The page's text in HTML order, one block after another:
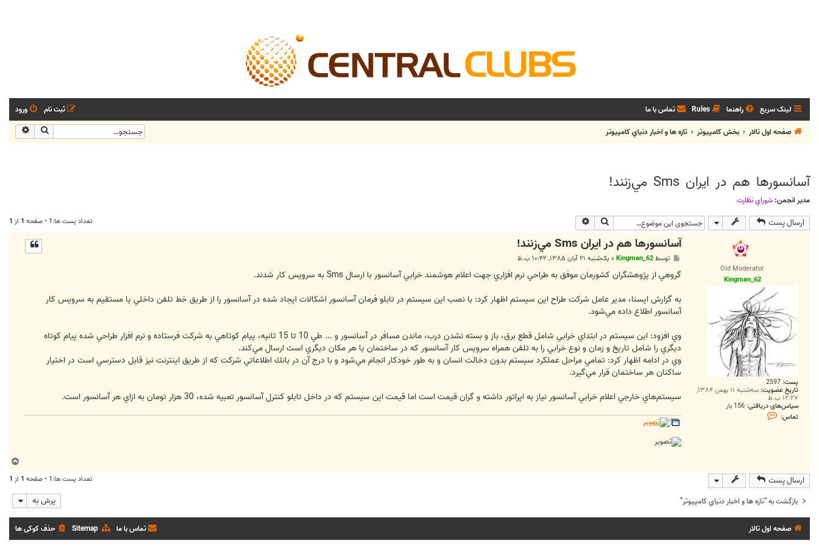
لینک سریع راهنما Rules تماس با ما ورود
ثبت نام
صفحه اول تالار
بخش كامپيوتر تازه ها و اخبار دنياي کامپيوتر جستجو
آسانسورها هم در ايران Sms مي‌زنند!
مدیر انجمن: شوراي نظارت
ارسال پست جستجو تعداد پست ها:1 • صفحه 1 از 1
Old Moderator
Kingman_62
پست: 2597
تاریخ عضویت: سه‌شنبه ۱۱ بهمن ۱۳۸۴,
۱۲:۲۷ ب.ظ
سپاس‌های دریافتی: 156 بار
تماس:
ت
g
m
a
_
2
آسانسورها هم در ايران Sms مي‌زنند!
ت
توسطKingman_62
» یک‌شنبه ۲۱ آبان ۱۳۸۵, ۱۰:۴۲ ب.ظ
گروهي از پژوهشگران كشورمان موفق به طراحي نرم افزاري جهت اعلام هوشمند خرابي آسانسور با ارسال Sms به سرويس كار شدند.
به گزارش ايسنا، مدير عامل شركت طراح اين سيستم اظهار كرد: با نصب اين سيستم در تابلو فرمان آسانسور اشكالات ايجاد شده در آسانسور را از طريق خط تلفن داخلي يا مستقيم به سرويس كار
آسانسور اطلاع داده مي‌شود.
وي افزود: اين سيستم در ابتداي خرابي شامل قطع برق،‌ باز و بسته نشدن درب، ‌ماندن مسافر در آسانسور و ... طي 10 تا 15 ثانيه، پيام كوتاهي به شركت فرستاده و نرم افزار طراحي شده پيام كوتاه
ديگري را شامل تاريخ و زمان و نوع خرابي را به تلفن همراه سرويس كار آسانسور كه در ساختمان يا هر مكان ديگري است ارسال مي‌كند.
وي در ادامه اظهار كرد: تمامي مراحل عملكرد سيستم بدون دخالت انسان و به طور خودكار انجام مي‌شود و با درج آن در بانك اطلاعاتي شركت كه از طريق اينترنت نيز قابل دسترسي است در اختيار
ساكنان هر ساختمان قرار مي‌گيرد.
سيستم‌هاي خارجي اعلام خرابي آسانسور نياز به اپراتور داشته و گران قيمت است اما قيمت اين سيستم كه در داخل تابلو كنترل آسانسور تعبيه شده، 30 هزار تومان به ازاي هر آسانسور است.
ا
ارسال پست تعداد پست ها:1 • صفحه 1 از 1
بازگشت به “تازه ها و اخبار دنياي کامپيوتر” پرش به
صفحه اول تالار حذف کوکی ها Sitemap تماس با ما